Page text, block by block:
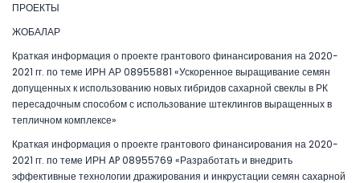
ПРОЕКТЫ
ЖОБАЛАР
Краткая информация о проекте грантового финансирования на 2020-
2021 гг. по теме ИРН АР 08955881 «Ускоренное выращивание семян
допущенных к использованию новых гибридов сахарной свеклы в РК
пересадочным способом с использование штеклингов выращенных в
тепличном комплексе»
Краткая информация о проекте грантового финансирования на 2020-
2021 гг. по теме ИРН AP 08955769 «Разработать и внедрить
эффективные технологии дражирования и инкрустации семян сахарной